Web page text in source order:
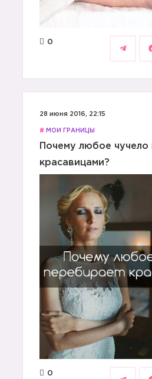
0
28 июня 2016, 22:15
# МОИ ГРАНИЦЫ
Почему любое
красавицами?
0